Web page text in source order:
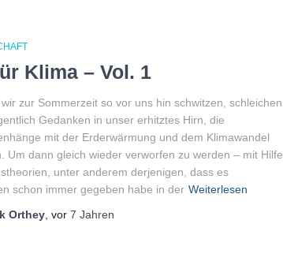
Klima – Vol. 1
zur Sommerzeit so vor uns hin schwitzen, schleichen
Gedanken in unser erhitztes Hirn, die
mit der Erderwärmung und dem Klimawandel
Um dann gleich wieder verworfen zu werden – mit Hilfe
unter anderem derjenigen, dass es
schon immer gegeben habe in der Weiterlesen
Orthey , vor 7 Jahren